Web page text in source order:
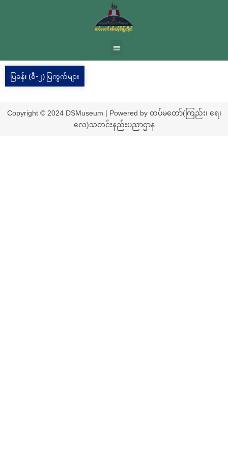
ပြခန်း (စီ-၂) ပြကွက်များ
Copyright © 2024 DSMuseum | Powered by တပ်မတော်(ကြည်း၊ ရေ၊
လေ)သတင်းနည်းပညာဌာန